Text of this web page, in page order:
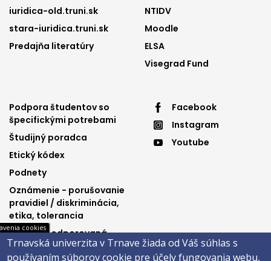
iuridica-old.truni.sk
stara-iuridica.truni.sk
Predajňa literatúry
NTIDV
Moodle
ELSA
Visegrad Fund
Footer
menu
3
Podpora študentov so
špecifickými potrebami
Študijný poradca
Etický kódex
Podnety
Oznámenie - porušovanie
pravidiel / diskriminácia,
etika, tolerancia
Výučba podporovaná
Ministerstvom
spravodlivosti SR
Footer
menu
Facebook
Instagram
Youtube
cookies
Trnavská univerzita v Trnave žiada od Váš súhlas s
používaním súborov cookie pre účely fungovania webu,